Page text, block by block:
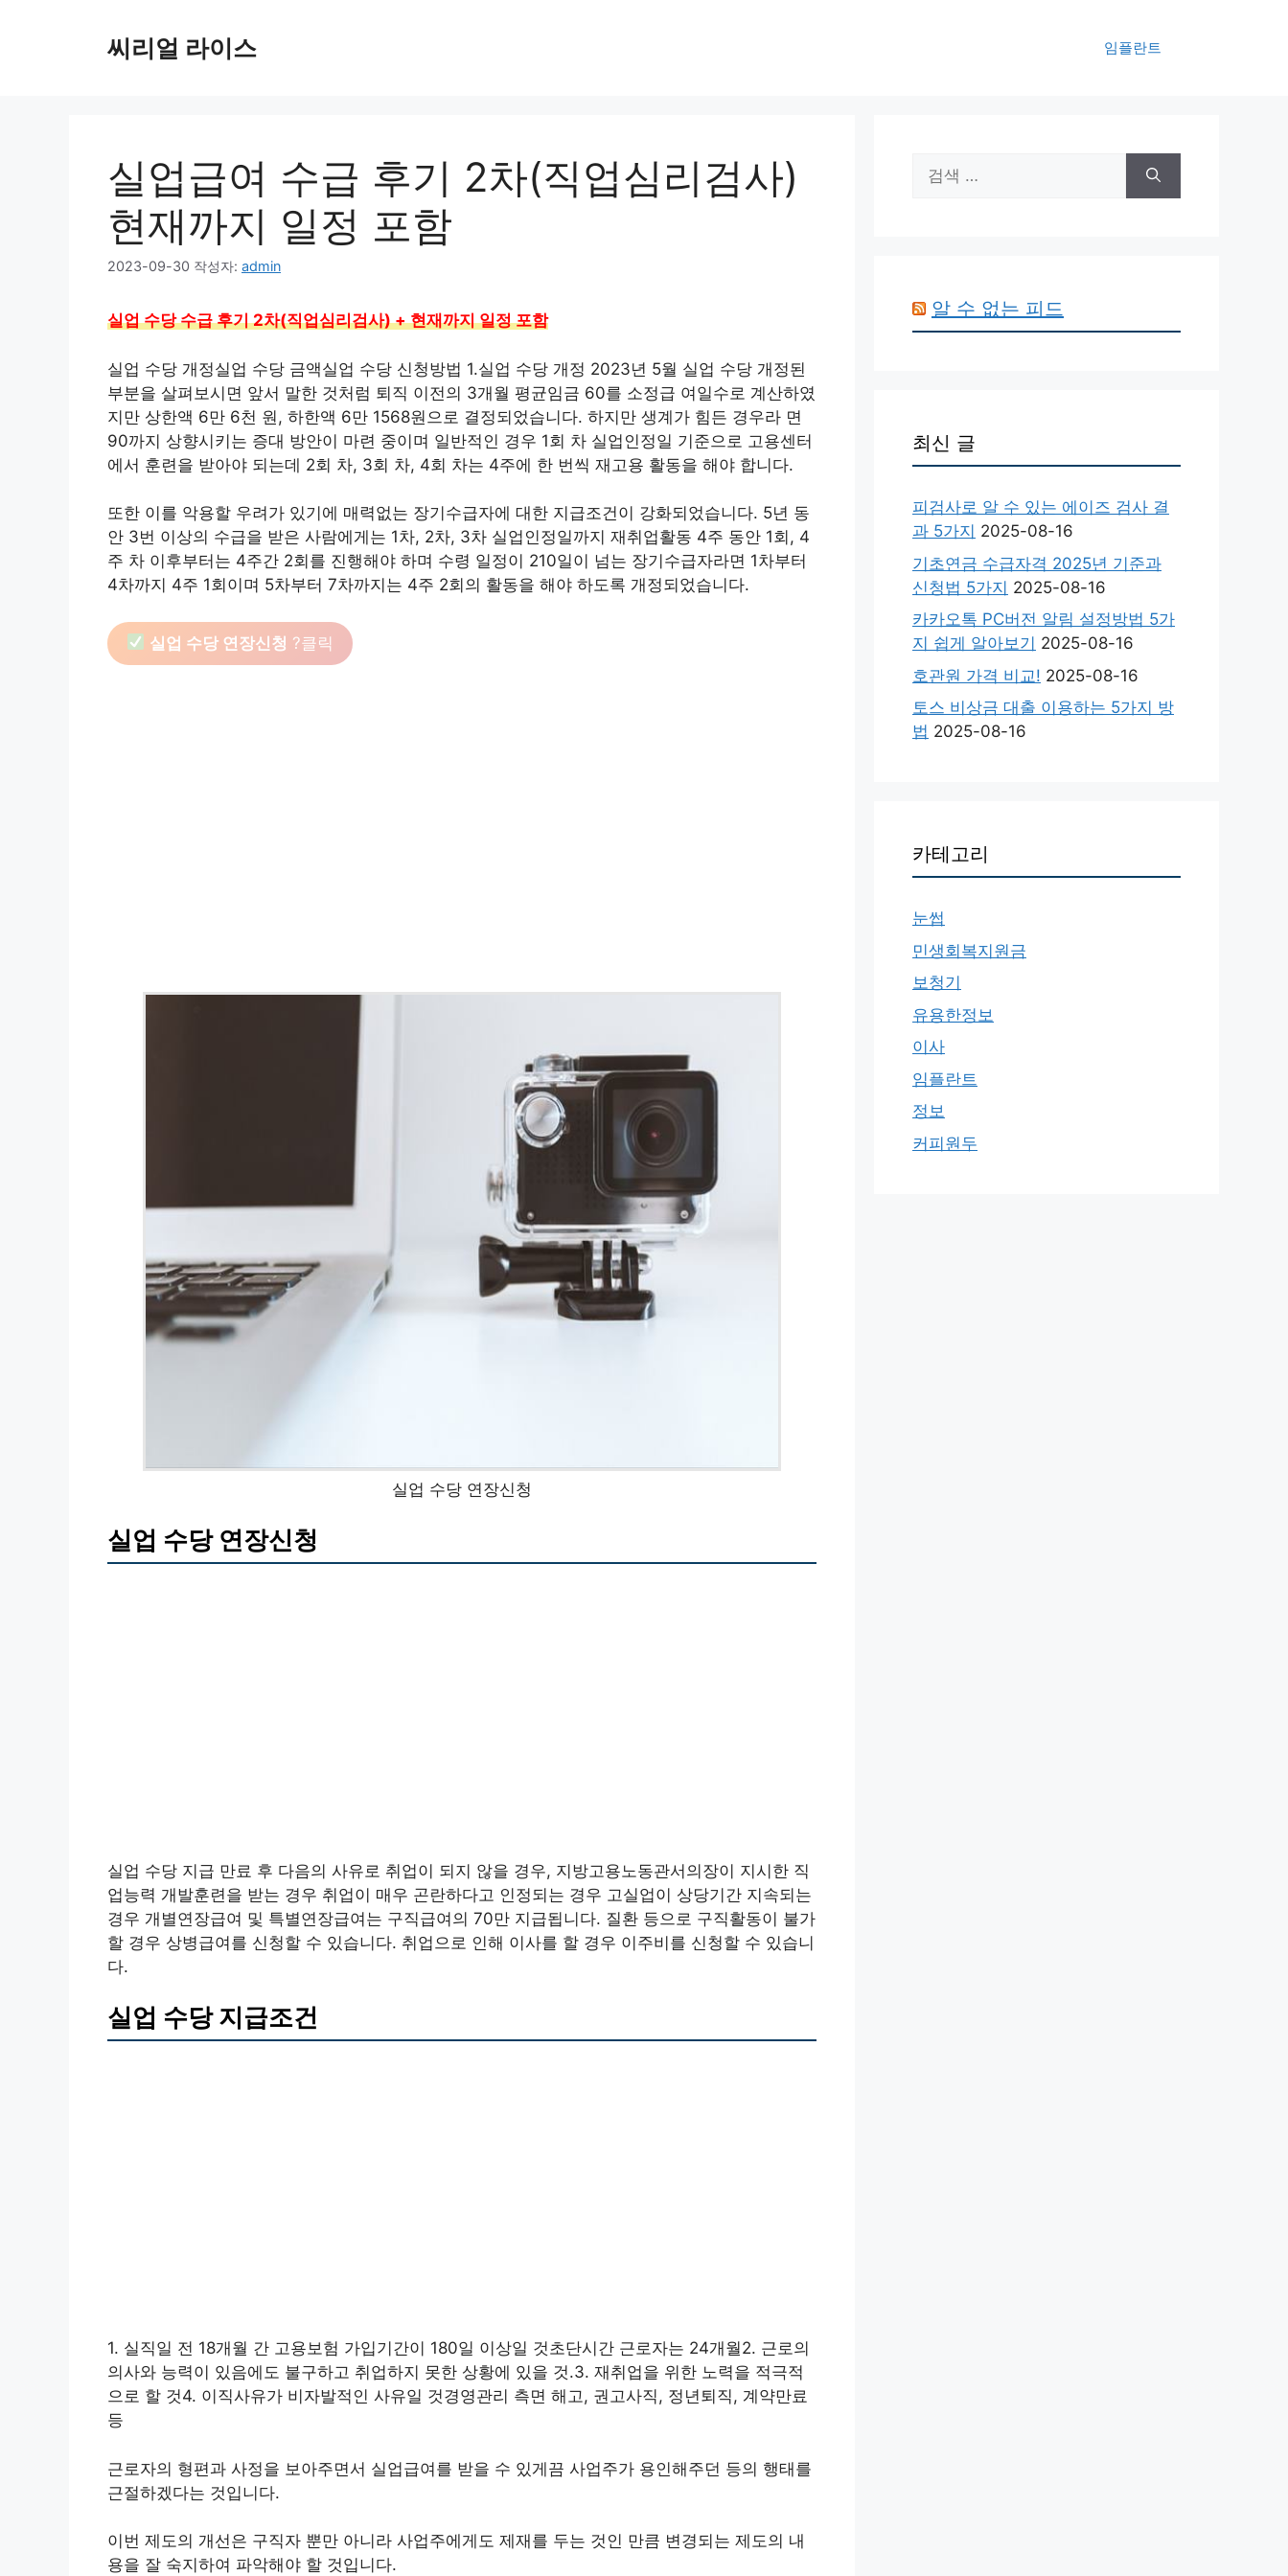
씨리얼 라이스 임플란트
실업급여 수급 후기 2차(직업심리검사)
현재까지 일정 포함
2023-09-30 작성자: admin
실업 수당 수급 후기 2차(직업심리검사) + 현재까지 일정 포함
실업 수당 개정실업 수당 금액실업 수당 신청방법 1.실업 수당 개정 2023년 5월 실업 수당 개정된
부분을 살펴보시면 앞서 말한 것처럼 퇴직 이전의 3개월 평균임금 60를 소정급 여일수로 계산하였
지만 상한액 6만 6천 원, 하한액 6만 1568원으로 결정되었습니다. 하지만 생계가 힘든 경우라 면
90까지 상향시키는 증대 방안이 마련 중이며 일반적인 경우 1회 차 실업인정일 기준으로 고용센터
에서 훈련을 받아야 되는데 2회 차, 3회 차, 4회 차는 4주에 한 번씩 재고용 활동을 해야 합니다.
또한 이를 악용할 우려가 있기에 매력없는 장기수급자에 대한 지급조건이 강화되었습니다. 5년 동
안 3번 이상의 수급을 받은 사람에게는 1차, 2차, 3차 실업인정일까지 재취업활동 4주 동안 1회, 4
주 차 이후부터는 4주간 2회를 진행해야 하며 수령 일정이 210일이 넘는 장기수급자라면 1차부터
4차까지 4주 1회이며 5차부터 7차까지는 4주 2회의 활동을 해야 하도록 개정되었습니다.
실업 수당 연장신청 ?클릭
실업 수당 연장신청
실업 수당 연장신청
실업 수당 지급 만료 후 다음의 사유로 취업이 되지 않을 경우, 지방고용노동관서의장이 지시한 직
업능력 개발훈련을 받는 경우 취업이 매우 곤란하다고 인정되는 경우 고실업이 상당기간 지속되는
경우 개별연장급여 및 특별연장급여는 구직급여의 70만 지급됩니다. 질환 등으로 구직활동이 불가
할 경우 상병급여를 신청할 수 있습니다. 취업으로 인해 이사를 할 경우 이주비를 신청할 수 있습니
다.
실업 수당 지급조건
1. 실직일 전 18개월 간 고용보험 가입기간이 180일 이상일 것초단시간 근로자는 24개월2. 근로의
의사와 능력이 있음에도 불구하고 취업하지 못한 상황에 있을 것.3. 재취업을 위한 노력을 적극적
으로 할 것4. 이직사유가 비자발적인 사유일 것경영관리 측면 해고, 권고사직, 정년퇴직, 계약만료
등
근로자의 형편과 사정을 보아주면서 실업급여를 받을 수 있게끔 사업주가 용인해주던 등의 행태를
근절하겠다는 것입니다.
이번 제도의 개선은 구직자 뿐만 아니라 사업주에게도 제재를 두는 것인 만큼 변경되는 제도의 내
용을 잘 숙지하여 파악해야 할 것입니다.
색:
알 수 없는 피드
최신 글
피검사로 알 수 있는 에이즈 검사 결
과 5가지 2025-08-16
기초연금 수급자격 2025년 기준과
신청법 5가지 2025-08-16
카카오톡 PC버전 알림 설정방법 5가
지 쉽게 알아보기 2025-08-16
호관원 가격 비교! 2025-08-16
토스 비상금 대출 이용하는 5가지 방
법 2025-08-16
카테고리
눈썹
민생회복지원금
보청기
유용한정보
이사
임플란트
정보
커피원두